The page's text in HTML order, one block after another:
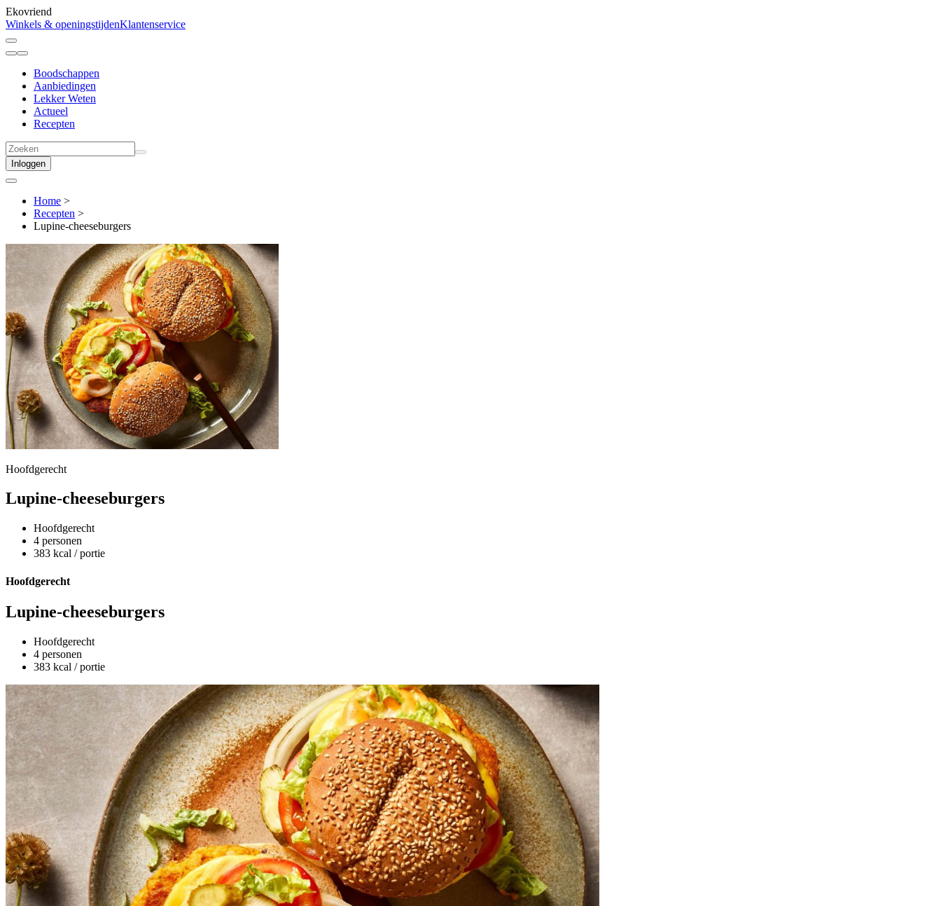
Ekovriend
Winkels & openingstijdenKlantenservice
Boodschappen
Aanbiedingen
Lekker Weten
Actueel
Recepten
Inloggen
Home >
Recepten >
Lupine-cheeseburgers
Hoofdgerecht
Lupine-cheeseburgers
Hoofdgerecht
4 personen
383 kcal / portie
Hoofdgerecht
Lupine-cheeseburgers
Hoofdgerecht
4 personen
383 kcal / portie